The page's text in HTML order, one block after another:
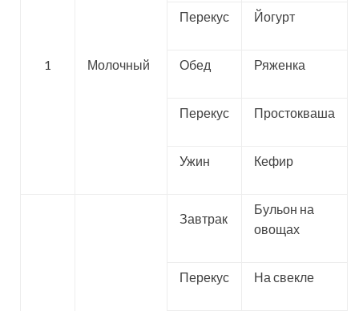
1 Молочный
Перекус Йогурт
Обед Ряженка
Перекус Простокваша
Ужин Кефир
Завтрак
Бульон на
овощах
Перекус На свекле